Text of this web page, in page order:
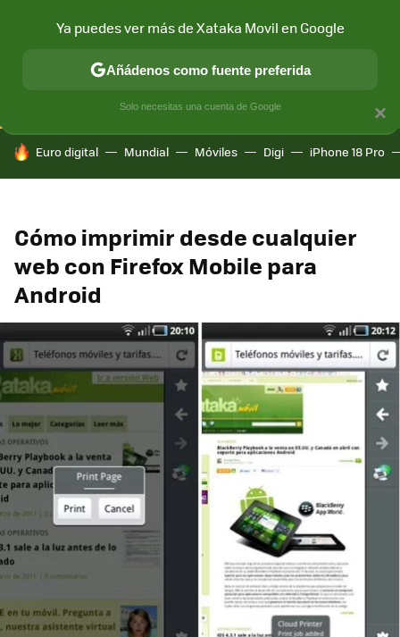
CONECTIVIDAD MÓVIL Y SOCIEDAD APLICACIONES
HOY SE HABLA DE
Euro digital Mundial Móviles Digi iPhone 18 Pro
Cómo imprimir desde cualquier
web con Firefox Mobile para
Android
×
Ya puedes ver más de Xataka Movil en Google
Añádenos como fuente preferida
Solo necesitas una cuenta de Google